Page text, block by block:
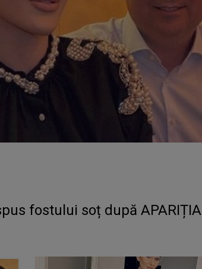
fostului soț după APARIȚIA